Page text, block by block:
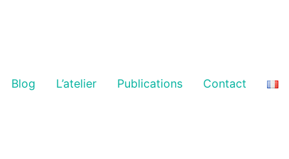
Blog L’atelier Publications Contact